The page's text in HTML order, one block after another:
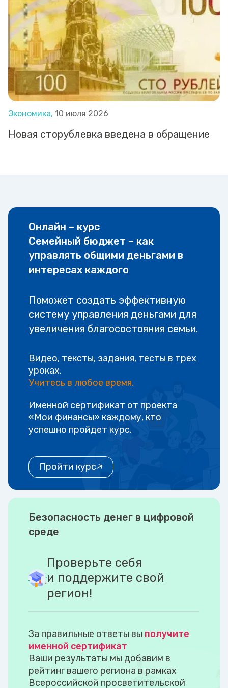
Экономика, 10 июля 2026
Новая сторублевка введена в обращение
Онлайн – курс
Семейный бюджет – как
управлять общими деньгами в
интересах каждого
Поможет создать эффективную
систему управления деньгами для
увеличения благосостояния семьи.
Видео, тексты, задания, тесты в трех
уроках.
Учитесь в любое время.
Именной сертификат от проекта
«Мои финансы» каждому, кто
успешно пройдет курс.
Пройти курс
Безопасность денег в цифровой
среде
Проверьте себя
и поддержите свой
регион!
За правильные ответы вы получите
именной сертификат
Ваши результаты мы добавим в
рейтинг вашего региона в рамках
Всероссийской просветительской